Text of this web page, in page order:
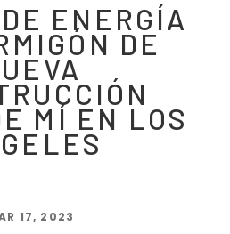
ENERGÍA
DE
MÍ EN LOS
17, 2023